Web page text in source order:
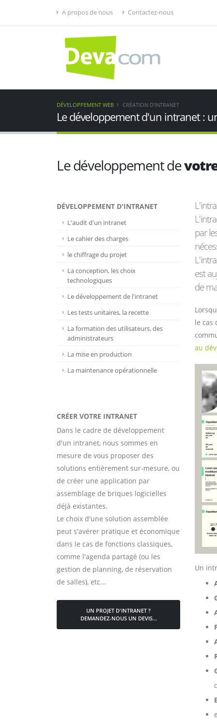
A propos de nous Contactez-nous
DÉVELOPPEMENT WEB CRÉATION D'INTRANET
Le développement d'un intranet :
Le développement de
DÉVELOPPEMENT D'INTRANET
L'audit d'un intranet
Le cahier des charges
le chiffrage du projet
La conception, les choix
technologiques
Le développement de l'intranet
Les tests unitaires, la recette
La formation des utilisateurs, des
administrateurs
La mise en production
La maintenance opérationnelle
CRÉER VOTRE INTRANET
Dans le cadre de développement
d'un intranet, nous sommes en
mesure de vous proposer des
solutions entièrement sur-mesure, ou
de créer une application par
assemblage de briques logicielles
déjà existantes.
Le choix d'une solution assemblée
peut s'avérer pratique et économique
dans le cas de fonctions classiques,
comme l'agenda partagé (ou les
gestion de planning, de réservation
de salles), etc...
UN PROJET D'INTRANET ?
DEMANDEZ-NOUS UN DEVIS...
par
est
de
le cas
au
Un